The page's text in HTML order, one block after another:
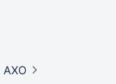
АХО